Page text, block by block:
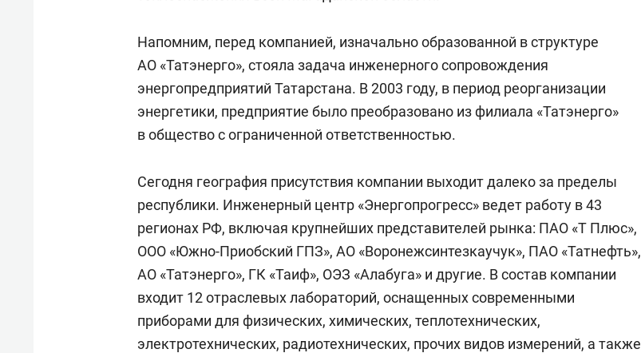
Напомним, перед компанией, изначально образованной в структуре
АО «Татэнерго», стояла задача инженерного сопровождения
энергопредприятий Татарстана. В 2003 году, в период реорганизации
энергетики, предприятие было преобразовано из филиала «Татэнерго»
в общество с ограниченной ответственностью.
Сегодня география присутствия компании выходит далеко за пределы
республики. Инженерный центр «Энергопрогресс» ведет работу в 43
регионах РФ, включая крупнейших представителей рынка: ПАО «Т Плюс»,
ООО «Южно-Приобский ГПЗ», АО «Воронежсинтезкаучук», ПАО «Татнефть»,
АО «Татэнерго», ГК «Таиф», ОЭЗ «Алабуга» и другие. В состав компании
входит 12 отраслевых лабораторий, оснащенных современными
приборами для физических, химических, теплотехнических,
электротехнических, радиотехнических, прочих видов измерений, а также